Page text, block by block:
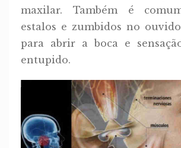
maxilar. Também é
estalos e zumbidos no
para abrir a boca e
entupido.